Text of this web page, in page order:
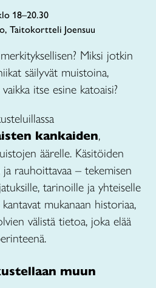
18–20.30
Taitokortteli Joensuu
Miksi jotkin
säilyvät muistoina,
itse esine katoaisi?
kankaiden,
äärelle. Käsitöiden
rauhoittavaa – tekemisen
tarinoille ja yhteiselle
mukanaan historiaa,
välistä tietoa, joka elää
muun